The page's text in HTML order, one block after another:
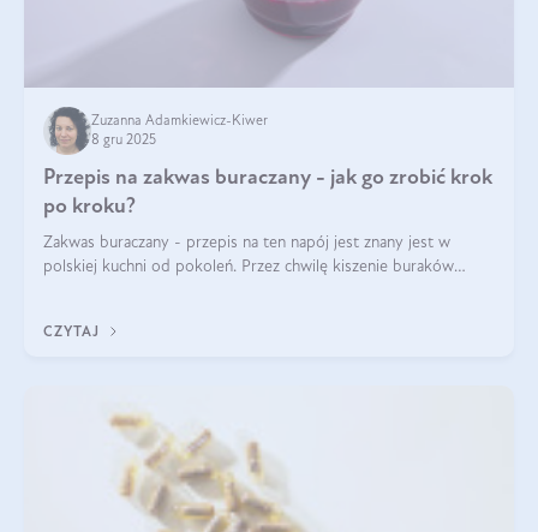
Zuzanna Adamkiewicz-Kiwer
8 gru 2025
Przepis na zakwas buraczany - jak go zrobić krok
po kroku?
Zakwas buraczany - przepis na ten napój jest znany jest w
polskiej kuchni od pokoleń. Przez chwilę kiszenie buraków
CZYTAJ